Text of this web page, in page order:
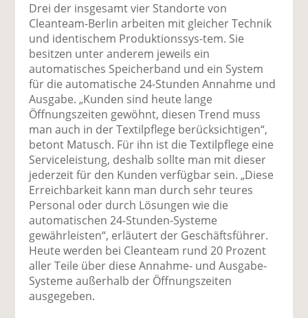
Drei der insgesamt vier Standorte von
Cleanteam-Berlin arbeiten mit gleicher Technik
und identischem Produktionssys-tem. Sie
besitzen unter anderem jeweils ein
automatisches Speicherband und ein System
für die automatische 24-Stunden Annahme und
Ausgabe. „Kunden sind heute lange
Öffnungszeiten gewöhnt, diesen Trend muss
man auch in der Textilpflege berücksichtigen“,
betont Matusch. Für ihn ist die Textilpflege eine
Serviceleistung, deshalb sollte man mit dieser
jederzeit für den Kunden verfügbar sein. „Diese
Erreichbarkeit kann man durch sehr teures
Personal oder durch Lösungen wie die
automatischen 24-Stunden-Systeme
gewährleisten“, erläutert der Geschäftsführer.
Heute werden bei Cleanteam rund 20 Prozent
aller Teile über diese Annahme- und Ausgabe-
Systeme außerhalb der Öffnungszeiten
ausgegeben.